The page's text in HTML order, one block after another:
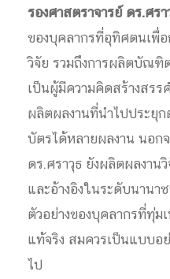
รองศาสตราจารย์ ดร.ศร
ของบุคลากรที่อุทิศตนเพื่อ
วิจัย รวมถึงการผลิตบัณฑิ
เป็นผู้มีความคิดสร้างสร
ผลิตผลงานที่นำไปประยุ
บัตรได้หลายผลงาน นอก
ดร.ศราวุธ ยังผลิตผลงา
และอ้างอิงในระดับนาน
ตัวอย่างของบุคลากรที่ทุ่ม
แท้จริง สมควรเป็นแบบ
ไป